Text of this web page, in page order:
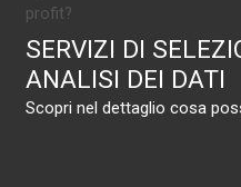
profit?
SERVIZI DI
ANALISI DEI DATI
Scopri nel dettaglio cosa